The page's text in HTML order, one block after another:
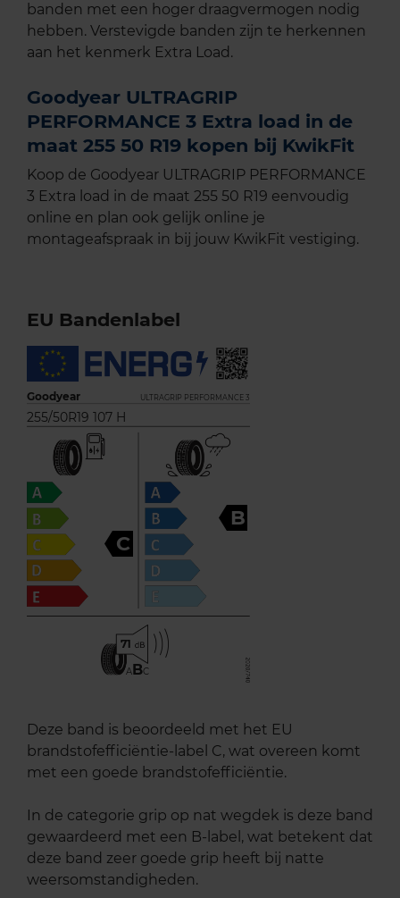
banden met een hoger draagvermogen nodig
hebben. Verstevigde banden zijn te herkennen
aan het kenmerk Extra Load.
Goodyear ULTRAGRIP
PERFORMANCE 3 Extra load in de
maat 255 50 R19 kopen bij KwikFit
Koop de Goodyear ULTRAGRIP PERFORMANCE
3 Extra load in de maat 255 50 R19 eenvoudig
online en plan ook gelijk online je
montageafspraak in bij jouw KwikFit vestiging.
EU Bandenlabel
Goodyear ULTRAGRIP PERFORMANCE 3
255/50R19 107 H
C
B
71
ABC
Deze band is beoordeeld met het EU
brandstofefficiëntie-label C, wat overeen komt
met een goede brandstofefficiëntie.
In de categorie grip op nat wegdek is deze band
gewaardeerd met een B-label, wat betekent dat
deze band zeer goede grip heeft bij natte
weersomstandigheden.